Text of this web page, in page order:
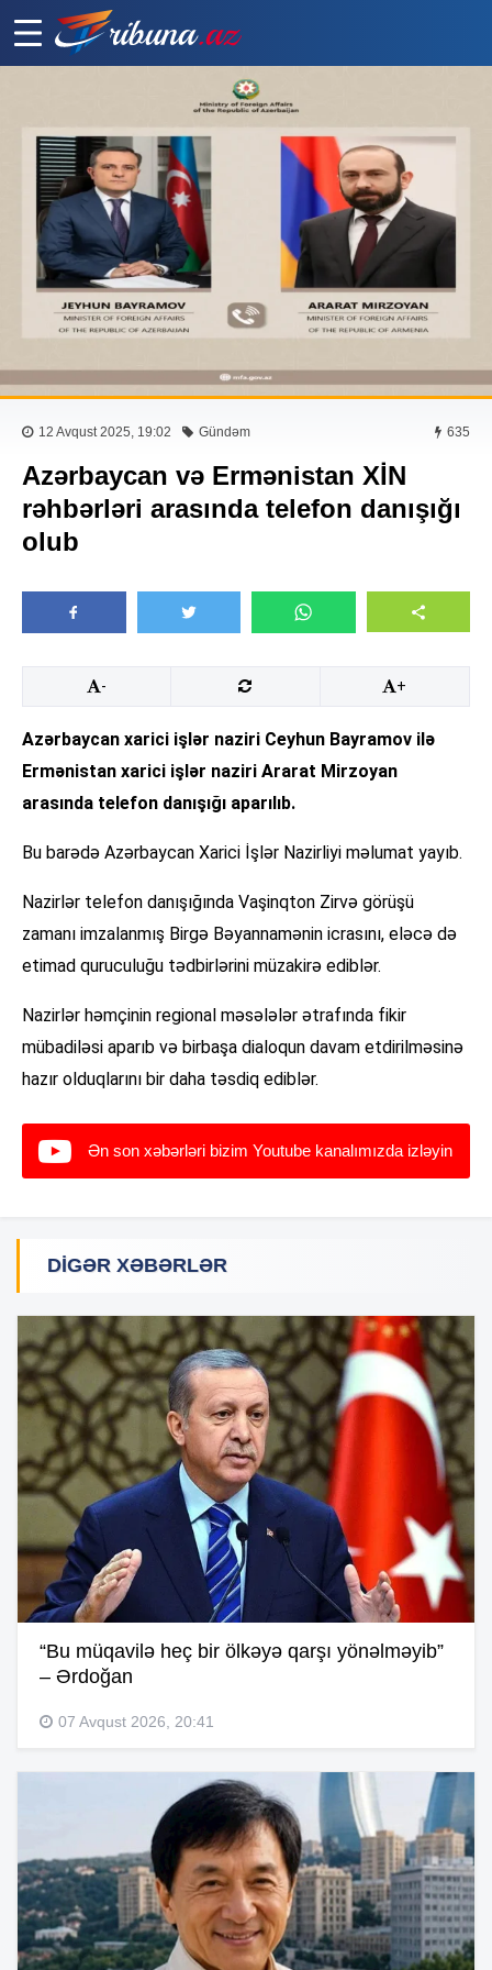
12 Avqust 2025, 19:02 Gündəm 635
Azərbaycan və Ermənistan XİN
rəhbərləri arasında telefon danışığı
olub
- +
Azərbaycan xarici işlər naziri Ceyhun Bayramov ilə
Ermənistan xarici işlər naziri Ararat Mirzoyan
arasında telefon danışığı aparılıb.
Bu barədə Azərbaycan Xarici İşlər Nazirliyi məlumat yayıb.
Nazirlər telefon danışığında Vaşinqton Zirvə görüşü
zamanı imzalanmış Birgə Bəyannamənin icrasını, eləcə də
etimad quruculuğu tədbirlərini müzakirə ediblər.
Nazirlər həmçinin regional məsələlər ətrafında fikir
mübadiləsi aparıb və birbaşa dialoqun davam etdirilməsinə
hazır olduqlarını bir daha təsdiq ediblər.
Ən son xəbərləri bizim Youtube kanalımızda izləyin
DIGƏR XƏBƏRLƏR
“Bu müqavilə heç bir ölkəyə qarşı yönəlməyib”
– Ərdoğan
07 Avqust 2026, 20:41